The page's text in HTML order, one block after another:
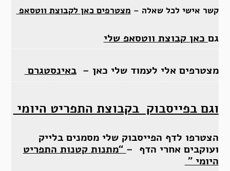
קשר אישי לכל שאלה – מצטרפים כאן לקבוצת ווטסאפ
גם כאן קבוצת ווטסאפ שלי
מצטרפים אלי לעמוד שלי כאן –באינסטגרם
וגם בפייסבוק בקבוצת התפריט היומי
הצטרפו לדף הפייסבוק שלי מסמנים בלייק
ועוקבים אחרי הדף – “מתנות קטנות התפריט
היומי ”